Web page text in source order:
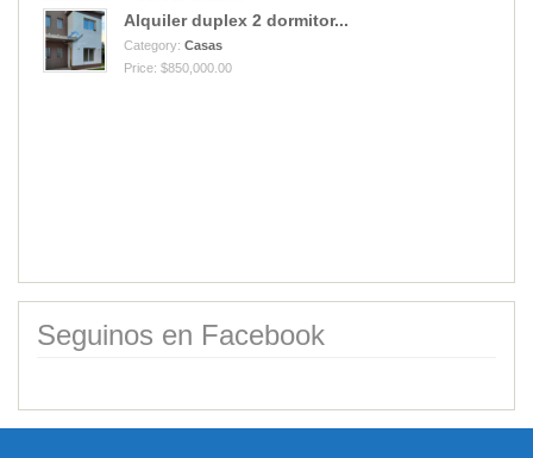
Alquiler duplex 2 dormitor...
Category: Casas
Price: $850,000.00
Seguinos en Facebook